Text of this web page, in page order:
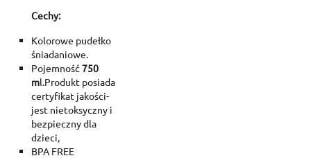
Cechy:
Kolorowe pudełko
śniadaniowe.
Pojemność 750
ml.Produkt posiada
certyfikat jakości-
jest nietoksyczny i
bezpieczny dla
dzieci,
BPA FREE